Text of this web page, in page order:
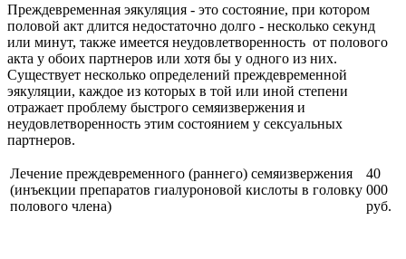
Преждевременная эякуляция - это состояние, при котором
половой акт длится недостаточно долго - несколько секунд
или минут, также имеется неудовлетворенность от полового
акта у обоих партнеров или хотя бы у одного из них.
Существует несколько определений преждевременной
эякуляции, каждое из которых в той или иной степени
отражает проблему быстрого семяизвержения и
неудовлетворенность этим состоянием у сексуальных
партнеров.
Лечение преждевременного (раннего) семяизвержения
(инъекции препаратов гиалуроновой кислоты в головку
полового члена)
40
000
руб.